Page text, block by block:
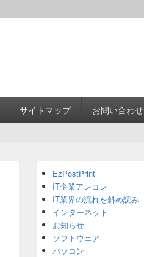
サイトマップ お問い合わせ
Sidebar
Widget
Area
EzPostPrint
IT企業アレコレ
IT業界の流れを斜め読み
インターネット
お知らせ
ソフトウェア
パソコン